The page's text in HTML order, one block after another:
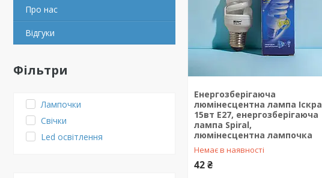
Про нас
Відгуки
Фільтри
Лампочки
Свічки
Led освітлення
Енергозберігаюча
люмінесцентна лампа Іскра
15вт Е27, енергозберігаюча
лампа Spiral,
люмінесцентна лампочка
Немає в наявності
42 ₴